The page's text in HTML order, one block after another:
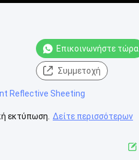
Επικοινωνήστε τώρα
Συμμετοχή
Reflective Sheeting
εκτύπωση. Δείτε περισσότερων